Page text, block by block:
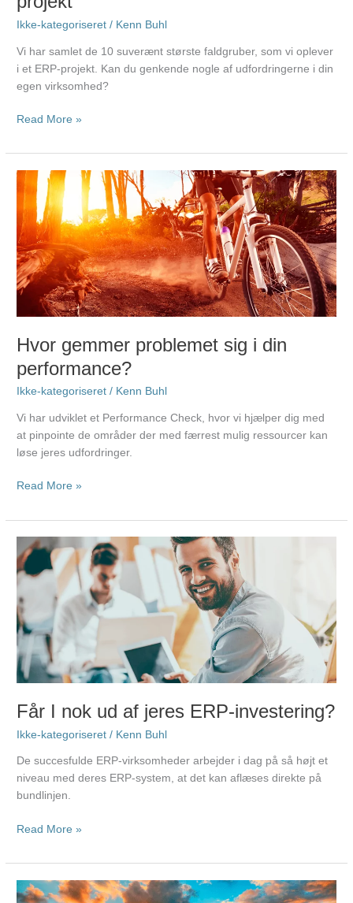
Ikke-kategoriseret / Kenn Buhl
Vi har samlet de 10 suverænt største faldgruber, som vi oplever
i et ERP-projekt. Kan du genkende nogle af udfordringerne i din
egen virksomhed?
Read More »
Hvor gemmer problemet sig i din
performance?
Ikke-kategoriseret / Kenn Buhl
Vi har udviklet et Performance Check, hvor vi hjælper dig med
at pinpointe de områder der med færrest mulig ressourcer kan
løse jeres udfordringer.
Hvor
gemmer
problemet
sig
i
din
performance?
Read More »
Får I nok ud af jeres ERP-investering?
Ikke-kategoriseret / Kenn Buhl
De succesfulde ERP-virksomheder arbejder i dag på så højt et
niveau med deres ERP-system, at det kan aflæses direkte på
bundlinjen.
Får
I
nok
ud
af
jeres
ERP-
investering?
Read More »
Giver